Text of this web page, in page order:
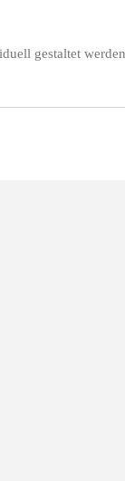
gestaltet